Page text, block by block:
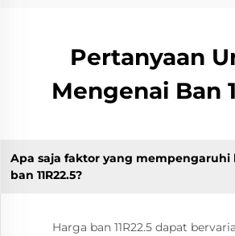
Pertanyaan
Mengenai Ban
Apa saja faktor yang mempengaruhi
ban 11R22.5?
Harga ban 11R22.5 dapat